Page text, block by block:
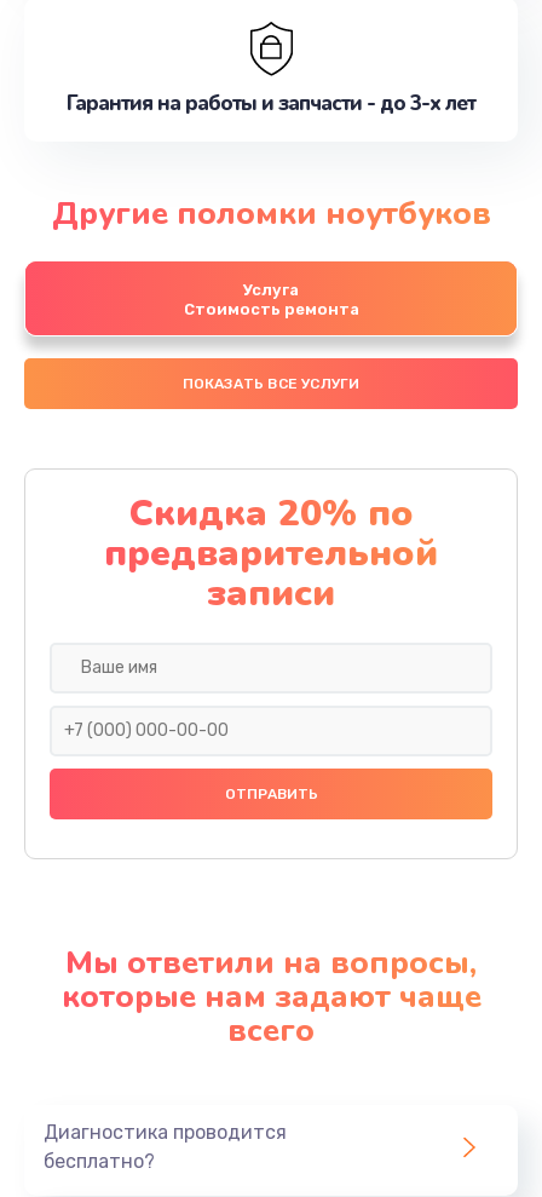
Гарантия на работы и запчасти - до 3-х лет
Другие поломки ноутбуков
Услуга
Стоимость ремонта
ПОКАЗАТЬ ВСЕ УСЛУГИ
Скидка 20% по
предварительной
записи
Мы ответили на вопросы,
которые нам задают чаще
всего
Диагностика проводится
бесплатно?